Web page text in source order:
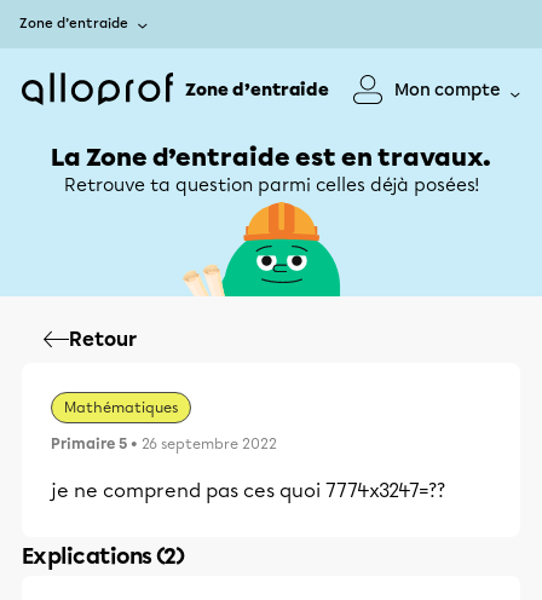
Zone d’entraide
Zone d’entraide Mon compte
La Zone d’entraide est en travaux.
Retrouve ta question parmi celles déjà posées!
Retour
Mathématiques
Primaire 5 • 26 septembre 2022
je ne comprend pas ces quoi 7774x3247=??
Explications (2)